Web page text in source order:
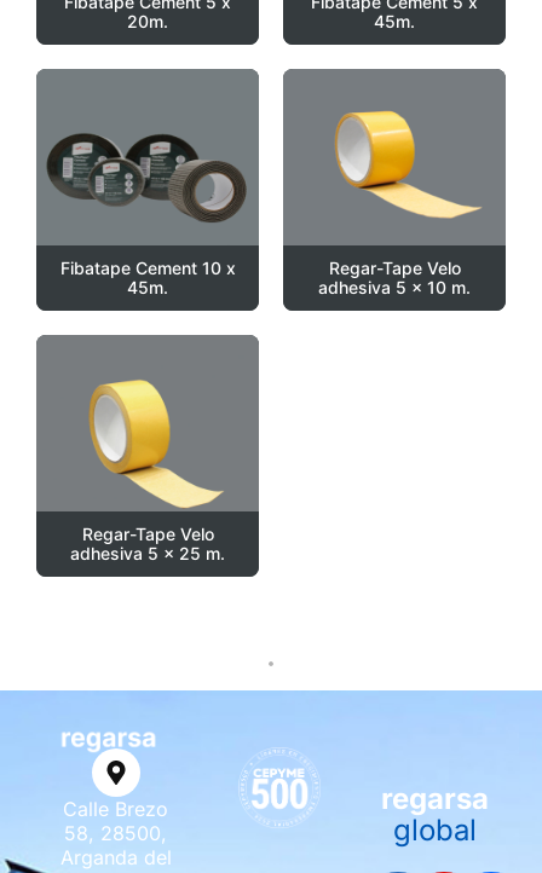
20m.
45m.
Fibatape Cement 10 x
45m.
Regar-Tape Velo
adhesiva 5 x 10 m.
Regar-Tape Velo
adhesiva 5 x 25 m.
Calle Brezo
58, 28500,
Arganda del
regarsa
global